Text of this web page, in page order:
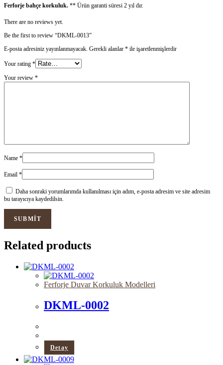
Ferforje bahçe korkuluk. ** Ürün garanti süresi 2 yıl dır.
There are no reviews yet.
Be the first to review “DKML-0013”
E-posta adresiniz yayınlanmayacak. Gerekli alanlar * ile işaretlenmişlerdir
Your rating *
Your review *
Name *
Email *
Daha sonraki yorumlarımda kullanılması için adım, e-posta adresim ve site adresim
bu tarayıcıya kaydedilsin.
Related products
Ferforje Duvar Korkuluk Modelleri
DKML-0002
Detay